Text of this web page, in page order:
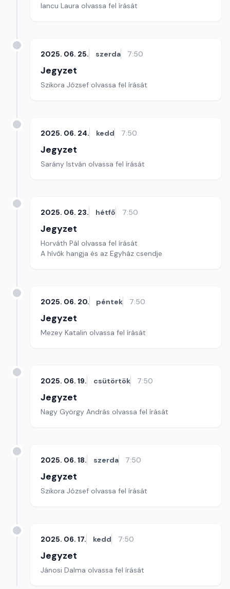
Iancu Laura olvassa fel írását
2025. 06. 25. szerda 7:50
Jegyzet
Szikora József olvassa fel írását
2025. 06. 24. kedd 7:50
Jegyzet
Sarány István olvassa fel írását
2025. 06. 23. hétfő 7:50
Jegyzet
Horváth Pál olvassa fel írását
A hívők hangja és az Egyház csendje
2025. 06. 20. péntek 7:50
Jegyzet
Mezey Katalin olvassa fel írását
2025. 06. 19. csütörtök 7:50
Jegyzet
Nagy György András olvassa fel írását
2025. 06. 18. szerda 7:50
Jegyzet
Szikora József olvassa fel írását
2025. 06. 17. kedd 7:50
Jegyzet
Jánosi Dalma olvassa fel írását